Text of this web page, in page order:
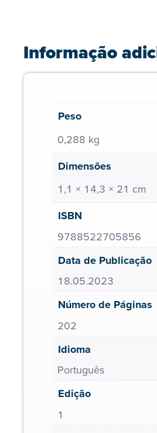
Informação
Peso
0,288 kg
Dimensões
1,1 × 14,3 × 21 cm
ISBN
9788522705856
Data de Publicação
18.05.2023
Número de Páginas
202
Idioma
Português
Edição
1